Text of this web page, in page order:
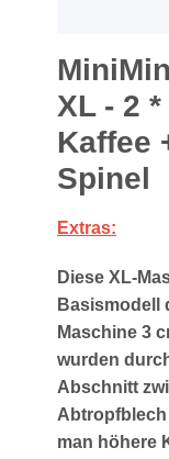
XL - 2
Kaffee
Spinel
Extras:
Diese XL-
Basismodell
Maschine 3
wurden
Abschnitt
Abtropfblech
man höhere